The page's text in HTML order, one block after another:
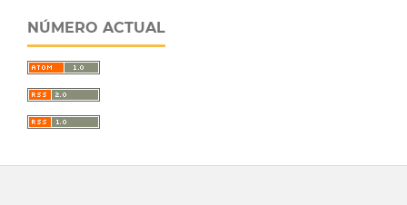
NÚMERO ACTUAL